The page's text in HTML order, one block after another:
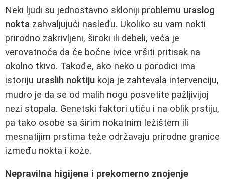
Neki ljudi su jednostavno skloniji problemu uraslog
nokta zahvaljujući nasleđu. Ukoliko su vam nokti
prirodno zakrivljeni, široki ili debeli, veća je
verovatnoća da će bočne ivice vršiti pritisak na
okolno tkivo. Takođe, ako neko u porodici ima
istoriju uraslih noktiju koja je zahtevala intervenciju,
mudro je da se od malih nogu posvetite pažljivijoj
nezi stopala. Genetski faktori utiču i na oblik prstiju,
pa tako osobe sa širim nokatnim ležištem ili
mesnatijim prstima teže održavaju prirodne granice
između nokta i kože.
Nepravilna higijena i prekomerno znojenje